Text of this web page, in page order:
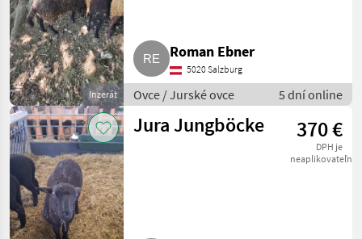
Inzerát
Roman Ebner
5020 Salzburg
Ovce / Jurské ovce 5 dní online
Jura Jungböcke 370 €
DPH je
neaplikovateľné